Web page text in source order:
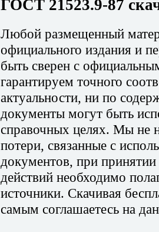
ГОСТ 21523.9-87
Любой размещенный
официального издания и
быть сверен с
гарантируем точного
актуальности, ни по
документы могут быть
справочных целях. Мы не
потери, связанные с
документов, при
действий необходимо
источники. Скачивая
самым соглашаетесь на